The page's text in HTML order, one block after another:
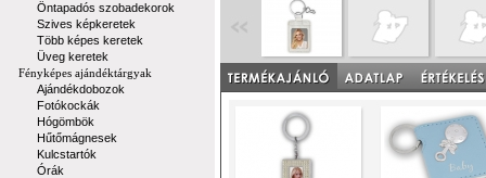
Öntapadós szobadekorok
Szives képkeretek
Több képes keretek
Üveg keretek
Fényképes ajándéktárgyak
Ajándékdobozok
Fotókockák
Hógömbök
Hűtőmágnesek
Kulcstartók
Órák